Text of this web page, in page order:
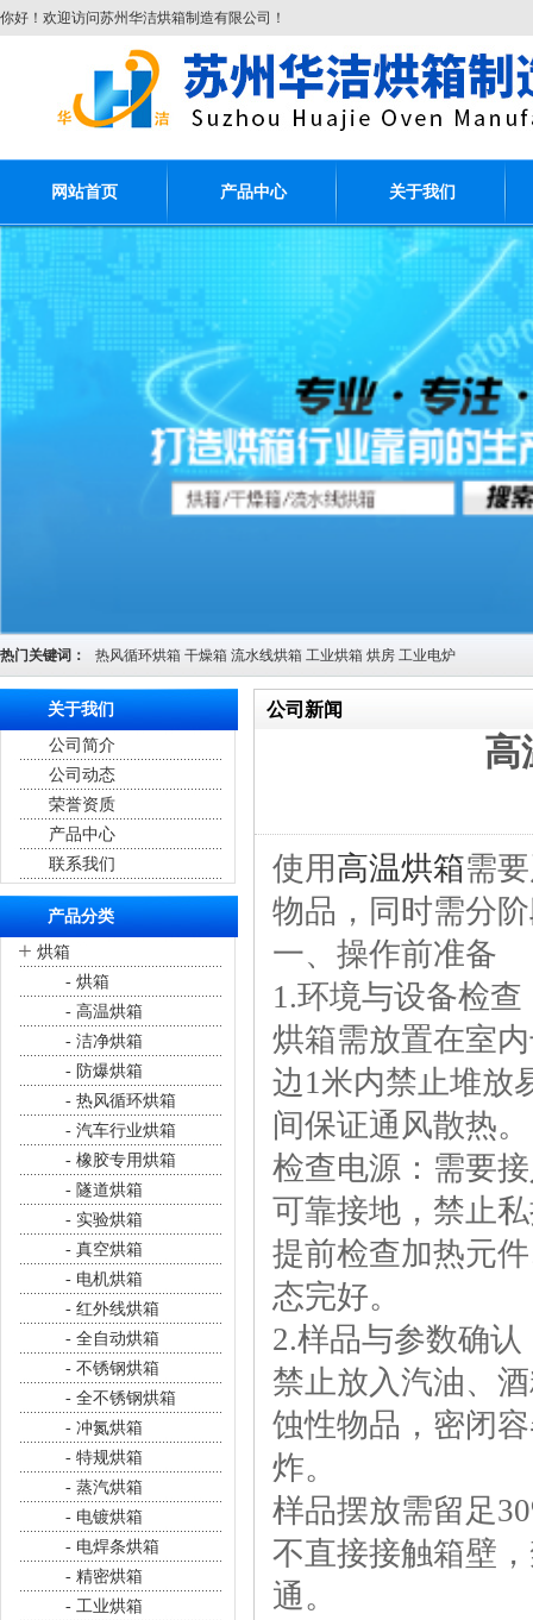
你好！欢迎访问苏州华洁烘箱制造有限公司！
网站首页 产品中心 关于我们
热门关键词： 热风循环烘箱 干燥箱 流水线烘箱 工业烘箱 烘房 工业电炉
关于我们
公司简介
公司动态
荣誉资质
产品中心
联系我们
产品分类
+ 烘箱
- 烘箱
- 高温烘箱
- 洁净烘箱
- 防爆烘箱
- 热风循环烘箱
- 汽车行业烘箱
- 橡胶专用烘箱
- 隧道烘箱
- 实验烘箱
- 真空烘箱
- 电机烘箱
- 红外线烘箱
- 全自动烘箱
- 不锈钢烘箱
- 全不锈钢烘箱
- 冲氮烘箱
- 特规烘箱
- 蒸汽烘箱
- 电镀烘箱
- 电焊条烘箱
- 精密烘箱
- 工业烘箱
公司新闻
公司新闻
高
使用 高温烘箱需
物品，同时需分
一、操作前准备
1.环境与设备检查
烘箱需放置在室
边1米内禁止堆放
间保证通风散热。
检查电源：需要
可靠接地，禁止
提前检查加热元
态完好。
2.样品与参数确认
禁止放入汽油、
蚀性物品，密闭
炸。
样品摆放需留足
不直接接触箱壁
通。